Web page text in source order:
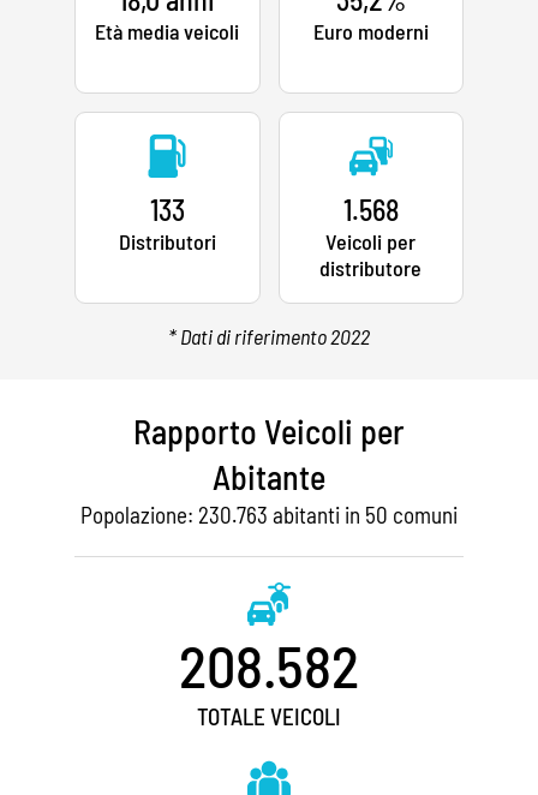
Età media veicoli Euro moderni
133
Distributori
1.568
Veicoli per
distributore
* Dati di riferimento 2022
Rapporto Veicoli per
Abitante
Popolazione: 230.763 abitanti in 50 comuni
208.582
TOTALE VEICOLI